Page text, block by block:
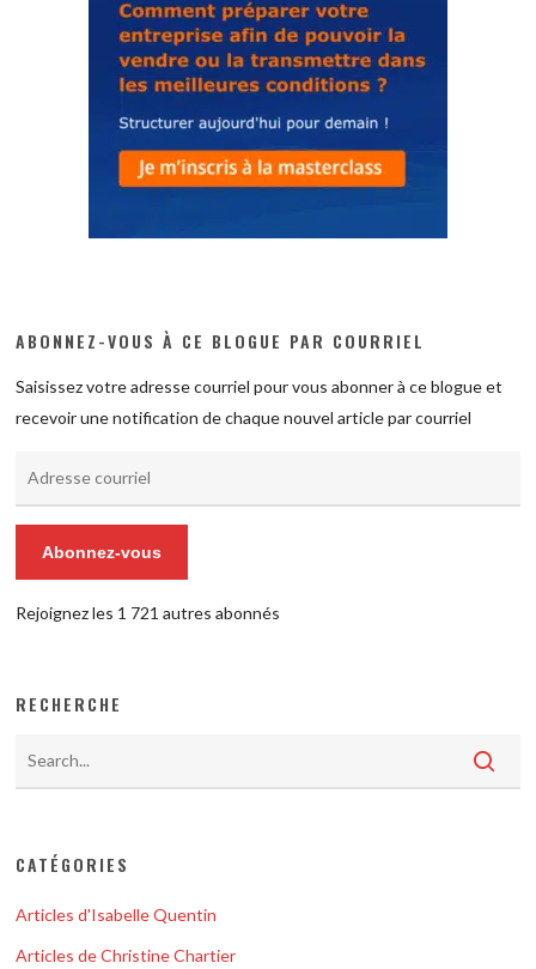
ABONNEZ-VOUS À CE BLOGUE PAR COURRIEL
Saisissez votre adresse courriel pour vous abonner à ce blogue et
recevoir une notification de chaque nouvel article par courriel
Abonnez-vous
Rejoignez les 1 721 autres abonnés
RECHERCHE
CATÉGORIES
Articles d'Isabelle Quentin
Articles de Christine Chartier